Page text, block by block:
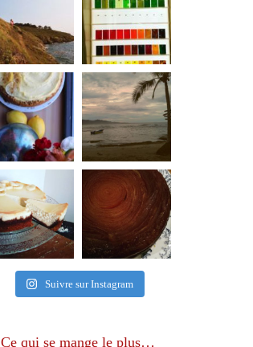
Suivre sur Instagram
Ce qui se mange le plus…